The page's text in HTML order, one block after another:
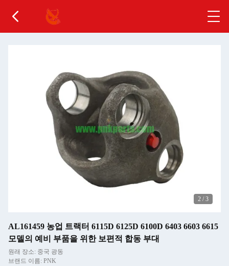
2 / 3
AL161459 농업 트랙터 6115D 6125D 6100D 6403 6603 6615
모델의 예비 부품을 위한 보편적 합동 부대
원래 장소: 중국 광동
브랜드 이름: PNK